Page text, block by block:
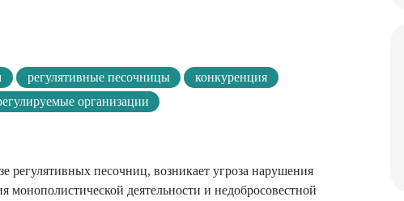
регулятивные песочницы
конкуренция
организации
песочниц, возникает угроза нарушения
деятельности и недобросовестной